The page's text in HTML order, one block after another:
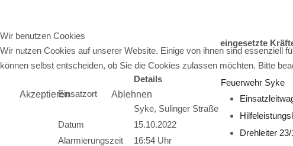
Einsatzort
Details
Syke, Sulinger Straße
Datum
15.10.2022
Alarmierungszeit
16:54 Uhr
eingesetzte
Feuerwehr Syke
Drehleiter 23/
Wir benutzen Cookies
Wir nutzen Cookies auf unserer Website. Einige von ihnen sind essenziell
können selbst entscheiden, ob Sie die Cookies zulassen möchten. Bitte
Akzeptieren
Ablehnen